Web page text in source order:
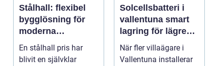
Stålhall: flexibel
bygglösning för
moderna
verksamheter
En stålhall pris har
blivit en självklar
Solcellsbatteri i
vallentuna smart
lagring för lägre
elkostnader året
runt
När fler villaägare i
Vallentuna installerar